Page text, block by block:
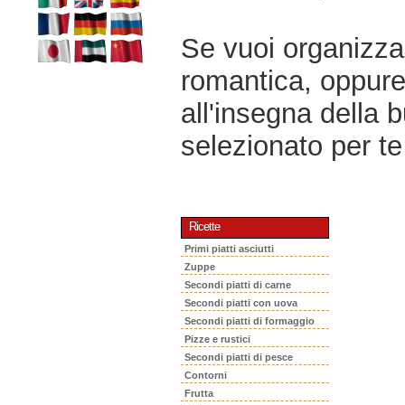
Se vuoi
romantica,
all'insegna della
selezionato per
Ricette
Primi piatti asciutti
Zuppe
Secondi piatti di carne
Secondi piatti con uova
Secondi piatti di formaggio
Pizze e rustici
Secondi piatti di pesce
Contorni
Frutta